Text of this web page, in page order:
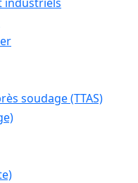
soudage (TTAS)